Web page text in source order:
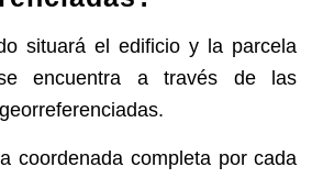
situará el edificio y la parcela
encuentra a través de las
coordenada completa por cada